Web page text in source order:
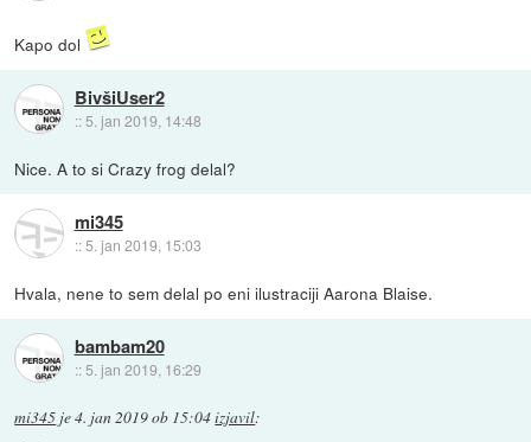
Kapo dol
BivšiUser2
:: 5. jan 2019, 14:48
Nice. A to si Crazy frog delal?
mi345
::5. jan 2019, 15:03
Hvala, nene to sem delal po eni ilustraciji Aarona Blaise.
bambam20
:: 5. jan 2019, 16:29
mi345 je4. jan 2019 ob 15:04izjavil: